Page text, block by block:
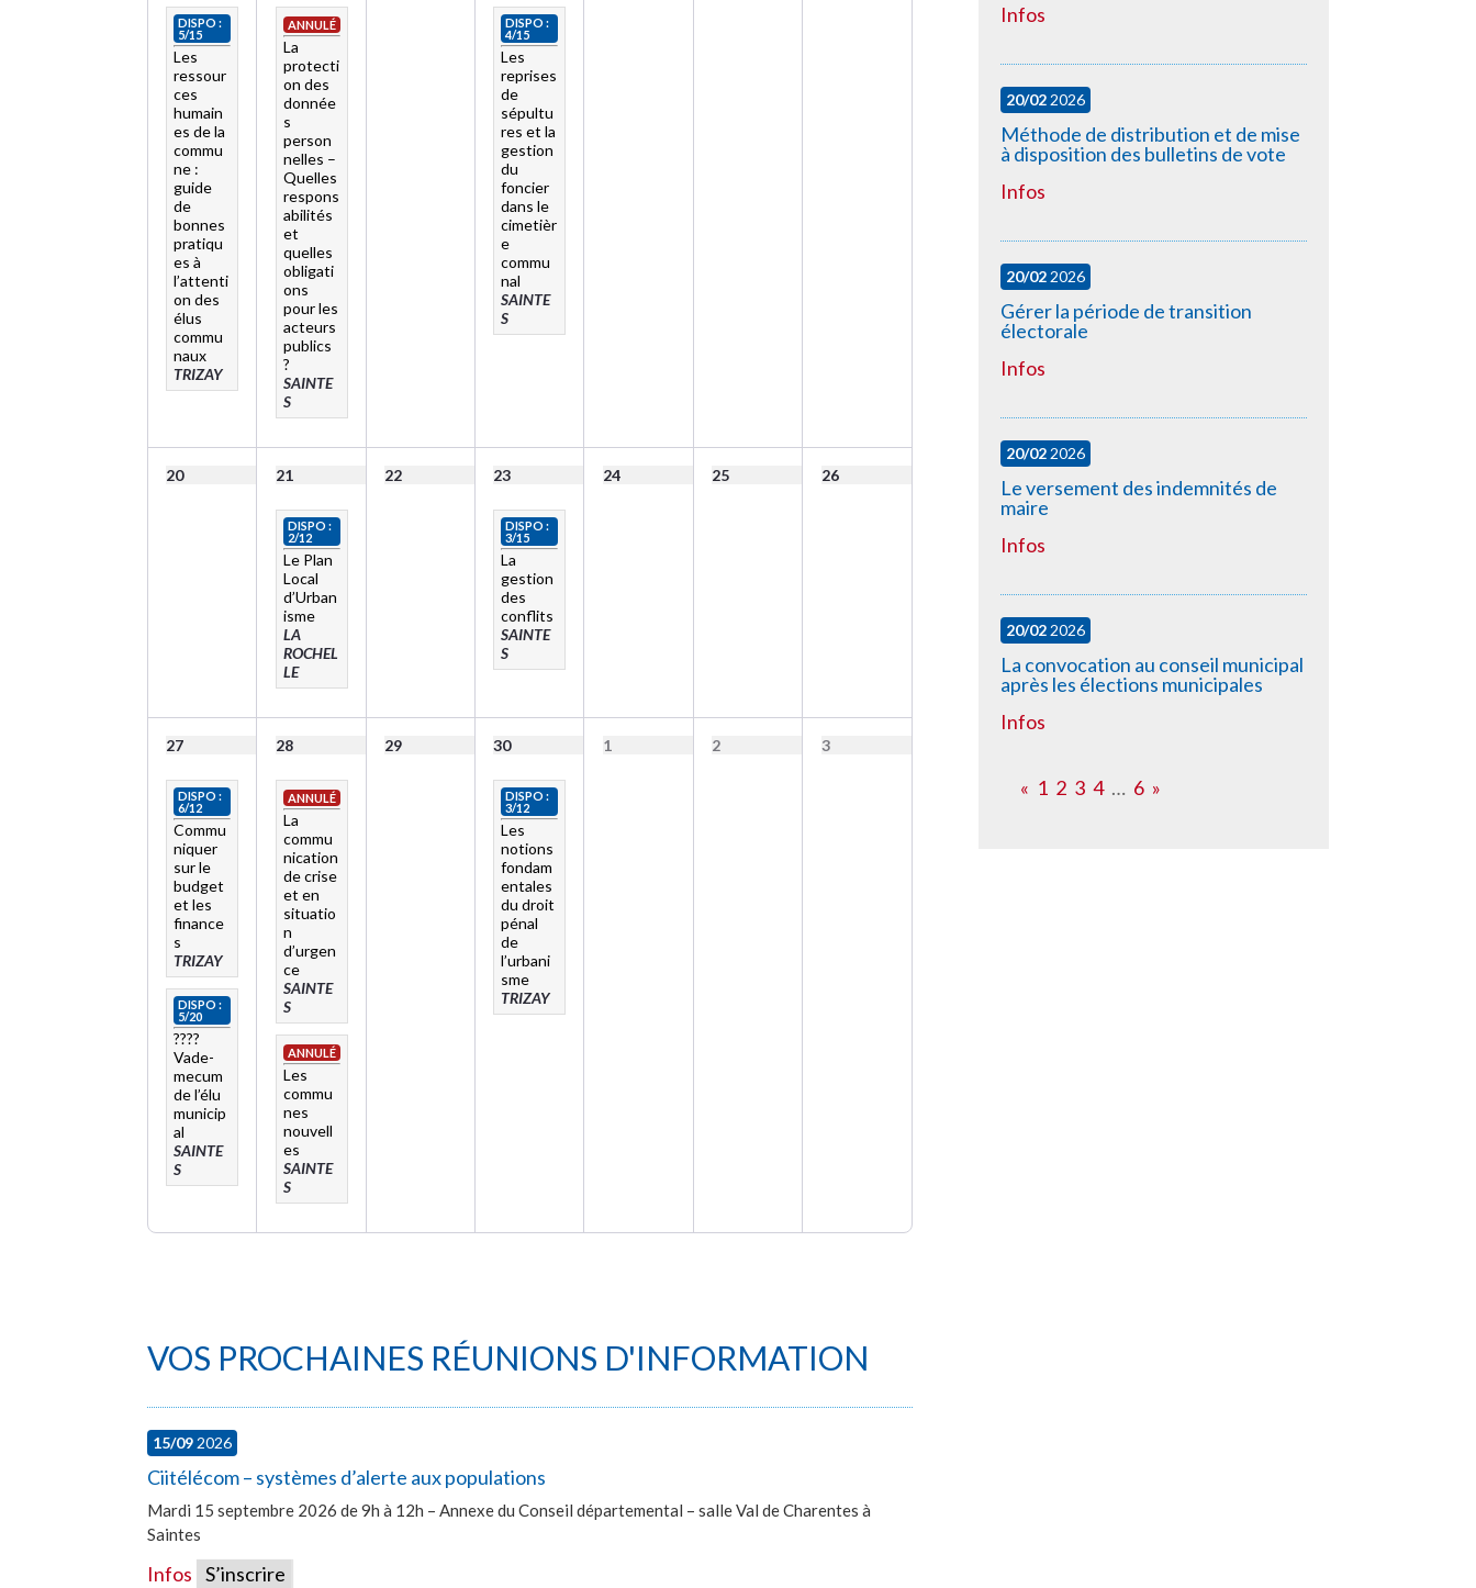
DISPO :
5/15
Les
ressour
ces
humain
es de la
commu
ne :
guide
de
bonnes
pratiqu
es à
l’attenti
on des
élus
commu
naux
TRIZAY
ANNULÉ
La
protecti
on des
donnée
s
person
nelles –
Quelles
respons
abilités
et
quelles
obligati
ons
pour les
acteurs
publics
?
SAINTE
S
DISPO :
4/15
Les
reprises
de
sépultu
res et la
gestion
du
foncier
dans le
cimetièr
e
commu
nal
SAINTE
S
20 21
DISPO :
2/12
Le Plan
Local
d’Urban
isme
LA
ROCHEL
LE
22 23
DISPO :
3/15
La
gestion
des
conflits
SAINTE
S
24 25 26
27
DISPO :
6/12
Commu
niquer
sur le
budget
et les
finance
s
TRIZAY
DISPO :
5/20
????
Vade-
mecum
de l’élu
municip
al
SAINTE
S
28
ANNULÉ
La
commu
nication
de crise
et en
situatio
n
d’urgen
ce
SAINTE
S
ANNULÉ
Les
commu
nes
nouvell
es
SAINTE
S
29 30
DISPO :
3/12
Les
notions
fondam
entales
du droit
pénal
de
l’urbani
sme
TRIZAY
1 2 3
VOS PROCHAINES RÉUNIONS D'INFORMATION
15/09 2026
Ciitélécom – systèmes d’alerte aux populations
Mardi 15 septembre 2026 de 9h à 12h – Annexe du Conseil départemental – salle Val de Charentes à
Saintes
Infos S’inscrire
Infos
20/022026
Méthode de distribution et de mise
à disposition des bulletins de vote
Infos
20/022026
Gérer la période de transition
électorale
Infos
20/022026
Le versement des indemnités de
maire
Infos
20/022026
La convocation au conseil municipal
après les élections municipales
Infos
« 1 2 3 4 … 6 »